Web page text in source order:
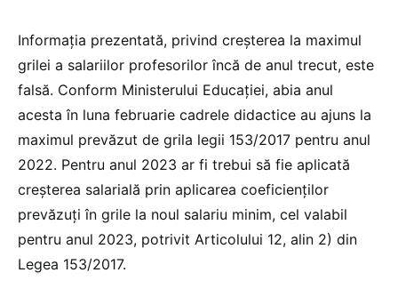
Informația prezentată, privind creșterea la maximul
grilei a salariilor profesorilor încă de anul trecut, este
falsă. Conform Ministerului Educației, abia anul
acesta în luna februarie cadrele didactice au ajuns la
maximul prevăzut de grila legii 153/2017 pentru anul
2022. Pentru anul 2023 ar fi trebui să fie aplicată
creșterea salarială prin aplicarea coeficienților
prevăzuți în grile la noul salariu minim, cel valabil
pentru anul 2023, potrivit Articolului 12, alin 2) din
Legea 153/2017.